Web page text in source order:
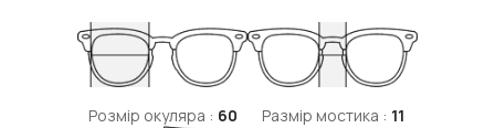
Розмір окуляра : 60 Размір мостика : 11